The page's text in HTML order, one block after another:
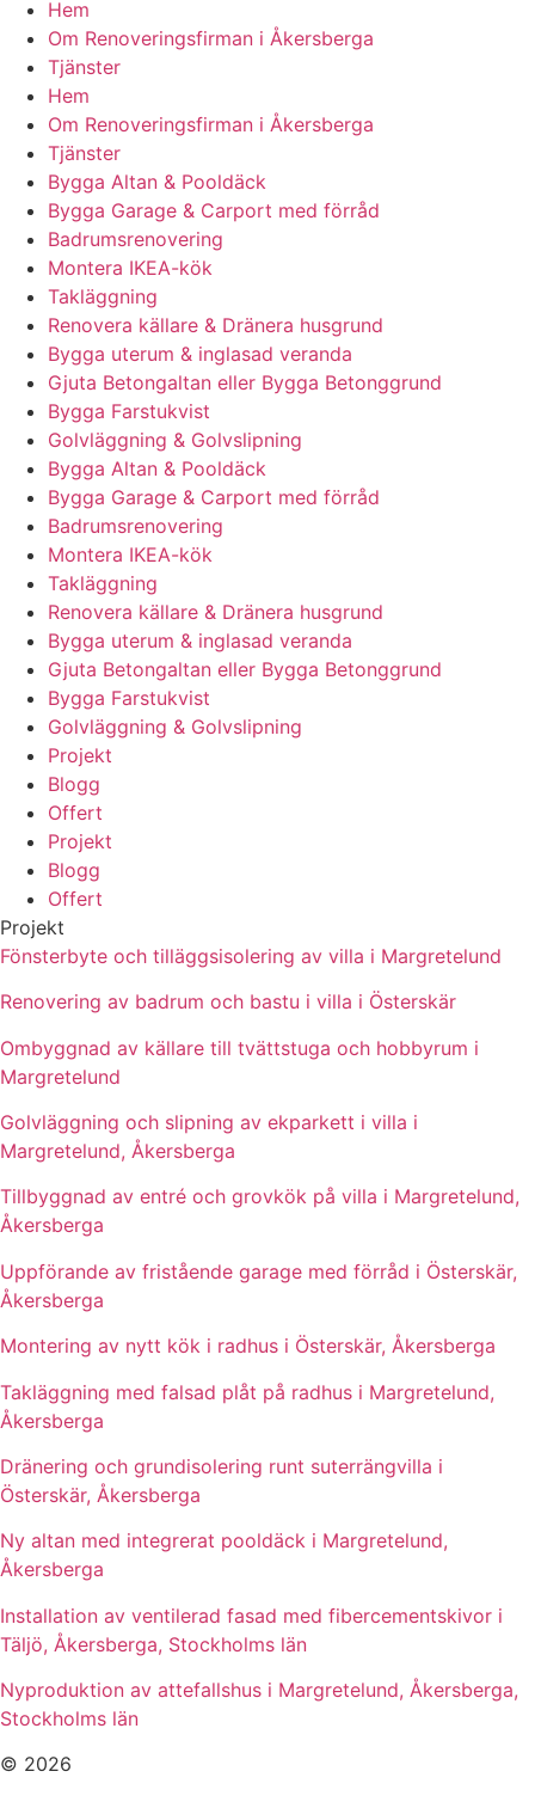
Hem
Om Renoveringsfirman i Åkersberga
Tjänster
Hem
Om Renoveringsfirman i Åkersberga
Tjänster
Bygga Altan & Pooldäck
Bygga Garage & Carport med förråd
Badrumsrenovering
Montera IKEA-kök
Takläggning
Renovera källare & Dränera husgrund
Bygga uterum & inglasad veranda
Gjuta Betongaltan eller Bygga Betonggrund
Bygga Farstukvist
Golvläggning & Golvslipning
Bygga Altan & Pooldäck
Bygga Garage & Carport med förråd
Badrumsrenovering
Montera IKEA-kök
Takläggning
Renovera källare & Dränera husgrund
Bygga uterum & inglasad veranda
Gjuta Betongaltan eller Bygga Betonggrund
Bygga Farstukvist
Golvläggning & Golvslipning
Projekt
Blogg
Offert
Projekt
Blogg
Offert
Projekt
Fönsterbyte och tilläggsisolering av villa i Margretelund
Renovering av badrum och bastu i villa i Österskär
Ombyggnad av källare till tvättstuga och hobbyrum i
Margretelund
Golvläggning och slipning av ekparkett i villa i
Margretelund, Åkersberga
Tillbyggnad av entré och grovkök på villa i Margretelund,
Åkersberga
Uppförande av fristående garage med förråd i Österskär,
Åkersberga
Montering av nytt kök i radhus i Österskär, Åkersberga
Takläggning med falsad plåt på radhus i Margretelund,
Åkersberga
Dränering och grundisolering runt suterrängvilla i
Österskär, Åkersberga
Ny altan med integrerat pooldäck i Margretelund,
Åkersberga
Installation av ventilerad fasad med fibercementskivor i
Täljö, Åkersberga, Stockholms län
Nyproduktion av attefallshus i Margretelund, Åkersberga,
Stockholms län
© 2026